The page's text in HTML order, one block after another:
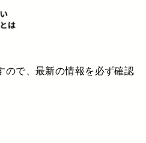
ので、最新の情報を必ず確認